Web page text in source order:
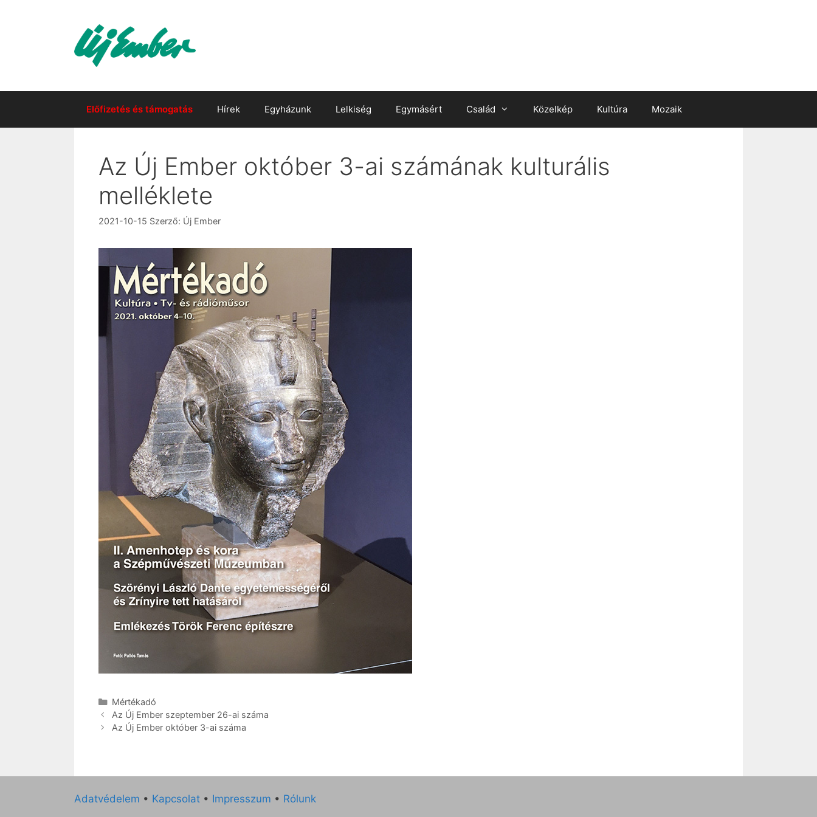
Előfizetés és támogatás Hírek Egyházunk Lelkiség Egymásért Család Közelkép Kultúra Mozaik
Az Új Ember október 3-ai számának kulturális
melléklete
2021-10-15 Szerző: Új Ember
Kategória
Mértékadó
Az Új Ember szeptember 26-ai száma
Az Új Ember október 3-ai száma
Adatvédelem • Kapcsolat • Impresszum • Rólunk